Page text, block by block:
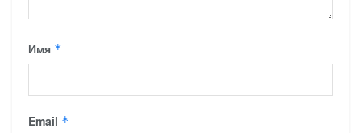
Имя *
Email *